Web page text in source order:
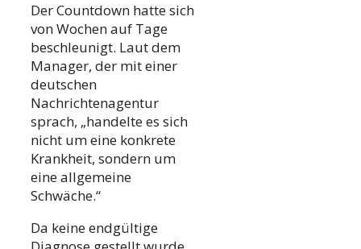
Der Countdown hatte sich
von Wochen auf Tage
beschleunigt. Laut dem
Manager, der mit einer
deutschen
Nachrichtenagentur
sprach, „handelte es sich
nicht um eine konkrete
Krankheit, sondern um
eine allgemeine
Schwäche.“
Da keine endgültige